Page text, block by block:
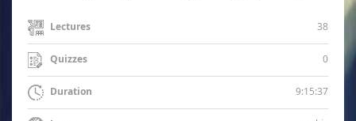
Lectures 38
Quizzes 0
Duration 9:15:37